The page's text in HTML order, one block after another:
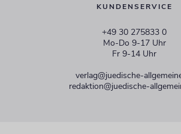
KUNDENSERVICE
+49 30 275833 0
Mo-Do 9-17 Uhr
Fr 9-14 Uhr
verlag@juedische-
redaktion@juedische-